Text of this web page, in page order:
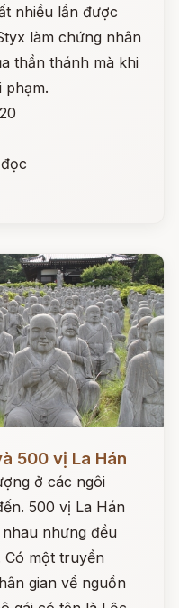
nhiều lần được
làm chứng nhân
thần thánh mà khi
phạm.
500 vị La Hán
ở các ngôi
500 vị La Hán
nhưng đều
Có một truyền
gian về nguồn